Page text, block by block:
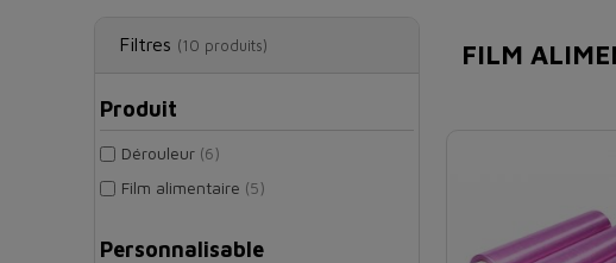
Filtres (10 produits)
Produit
Dérouleur (6)
Film alimentaire (5)
Personnalisable
FILM